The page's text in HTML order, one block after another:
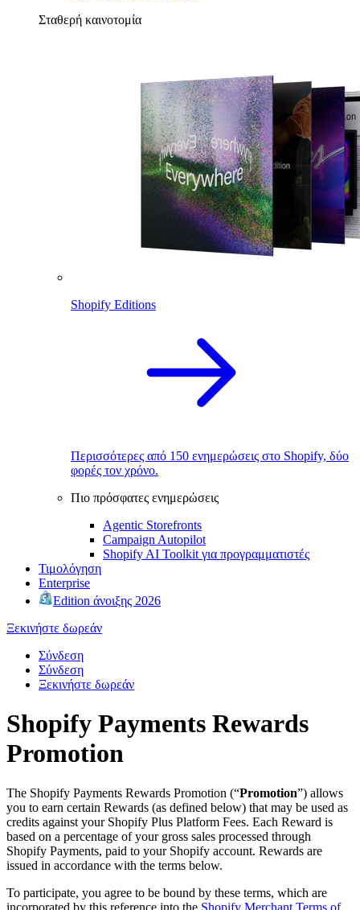
Σταθερή καινοτομία
Shopify Editions
Περισσότερες από 150 ενημερώσεις στο Shopify, δύο
φορές τον χρόνο.
Πιο πρόσφατες ενημερώσεις
Agentic Storefronts
Campaign Autopilot
Shopify AI Toolkit για προγραμματιστές
Τιμολόγηση
Enterprise
Edition άνοιξης 2026
Ξεκινήστε δωρεάν
Σύνδεση
Σύνδεση
Ξεκινήστε δωρεάν
Shopify Payments Rewards
Promotion
The Shopify Payments Rewards Promotion (“Promotion”) allows
you to earn certain Rewards (as defined below) that may be used as
credits against your Shopify Plus Platform Fees. Each Reward is
based on a percentage of your gross sales processed through
Shopify Payments, paid to your Shopify account. Rewards are
issued in accordance with the terms below.
To participate, you agree to be bound by these terms, which are
incorporated by this reference into the Shopify Merchant Terms of